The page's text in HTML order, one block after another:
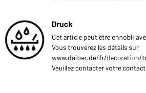
Druck
Cet article peut être ennobli
Vous trouverez les détails sur
www.daiber.de/fr/decoration/
Veuillez contacter votre